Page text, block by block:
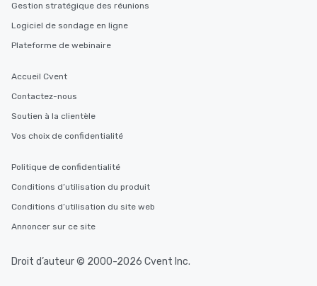
Gestion stratégique des réunions
Logiciel de sondage en ligne
Plateforme de webinaire
Accueil Cvent
Contactez-nous
Soutien à la clientèle
Vos choix de confidentialité
Politique de confidentialité
Conditions d’utilisation du produit
Conditions d’utilisation du site web
Annoncer sur ce site
Droit d’auteur © 2000-2026 Cvent Inc.